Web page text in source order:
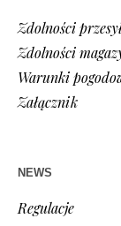
Zdolności
Zdolności
Warunki
Załącznik
NEWS
Regulacje